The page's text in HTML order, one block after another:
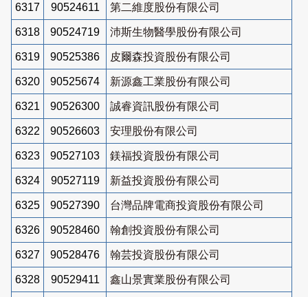
6317 90524611 第二維度股份有限公司
6318 90524719 沛斯生物醫學股份有限公司
6319 90525386 皮爾森投資股份有限公司
6320 90525674 新源鑫工業股份有限公司
6321 90526300 誠睿資訊股份有限公司
6322 90526603 安理股份有限公司
6323 90527103 鎂福投資股份有限公司
6324 90527119 新益投資股份有限公司
6325 90527390 台灣品牌電商投資股份有限公司
6326 90528460 翰創投資股份有限公司
6327 90528476 翰芸投資股份有限公司
6328 90529411 鑫山景實業股份有限公司